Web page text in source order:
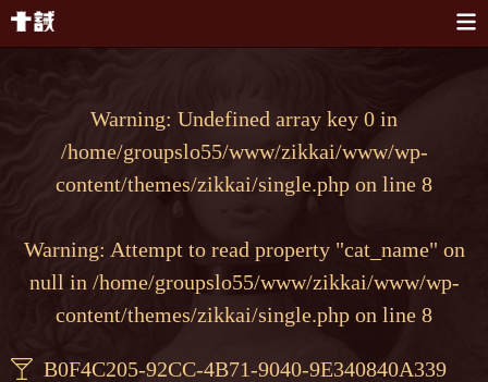
Warning: Undefined array key 0 in
/home/groupslo55/www/zikkai/www/wp-
content/themes/zikkai/single.php on line 8
Warning: Attempt to read property "cat_name" on
null in /home/groupslo55/www/zikkai/www/wp-
content/themes/zikkai/single.php on line 8
B0F4C205-92CC-4B71-9040-9E340840A339